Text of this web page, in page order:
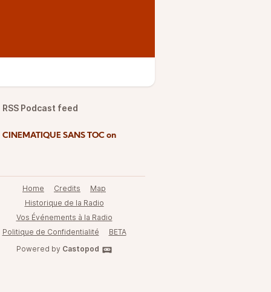
RSS Podcast feed
SANS TOC on
Home Credits
Map
Historique de la Radio
Vos Événements à la Radio
Politique de Confidentialité
BETA
Powered by Castopod